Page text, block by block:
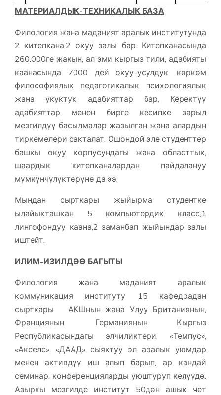
МАТЕРИАЛДЫК-ТЕХНИКАЛЫК БАЗА
Филология жана маданият аралык институтунда
2 китепкана,2 окуу залы бар. Китепканасында
260.000ге жакын, ал эми кыргыз тили, адабияты
каанасында 7000 дей окуу-усулдук, көркөм
философиялык, педагогикалык, психологиялык
жана укуктук адабияттар бар. Керектүү
адабияттар менен бирге кесипке зарыл
мезгилдүү басылмалар жазылган жана алардын
тиркемелери сакталат. Ошондой эле студенттер
башкы окуу корпусундагы жана областтык,
шаардык китепканалардан пайдалануу
мүмкүнчүлүктөрүнө да ээ.
Мындан сырткары жыйырма студентке
ылайыкташкан 5 компьютердик класс,1
лингофондуу каана,2 заманбап жыйындар залы
иштейт.
ИЛИМ-ИЗИЛДӨӨ БАГЫТЫ
Филология жана маданият аралык
коммуникация институту 15 кафедрадан
сырткары АКШнын жана Улуу Британиянын,
Франциянын, Германиянын Кыргыз
Республикасындагы элчиликтери, «Темпус»,
«Акселс», «ДААД» сыяктуу эл аралык уюмдар
менен активдүү иш алып барып, ар кандай
семинар, конференцияларды уюштуруп келүүдө.
Азыркы мезгилде институт 50дөн ашык чет